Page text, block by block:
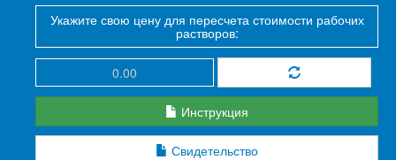
Укажите свою цену для пересчета стоимости рабочих
растворов:
Инструкция
Свидетельство